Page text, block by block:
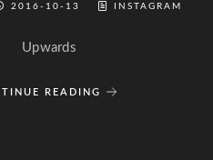
2016-10-13 INSTAGRAM
Upwards
READING